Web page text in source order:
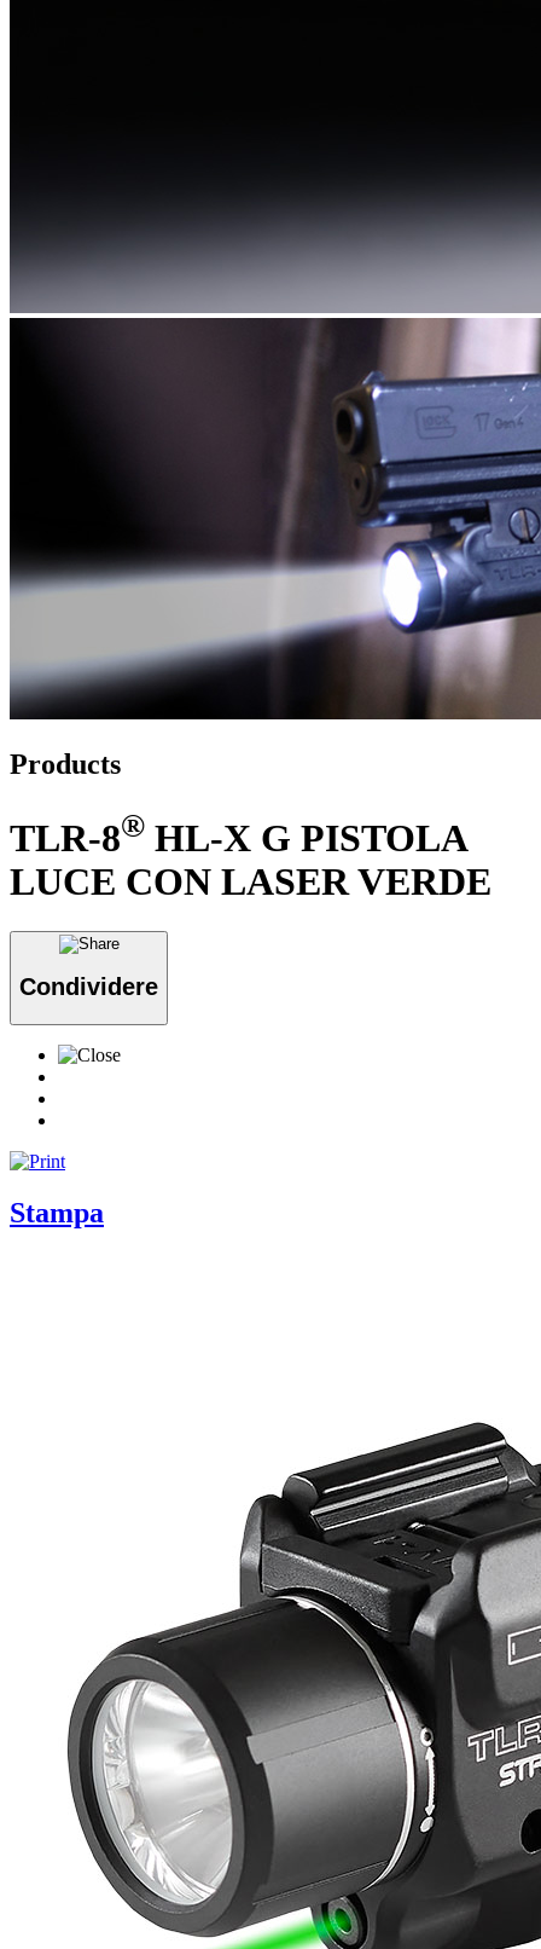
Products
TLR-8® HL-X G PISTOLA
LUCE CON LASER VERDE
Condividere
Stampa